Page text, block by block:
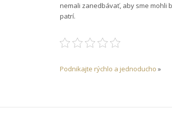
nemali zanedbávať, aby sme mohli
patrí.
Podnikajte rýchlo a jednoducho »